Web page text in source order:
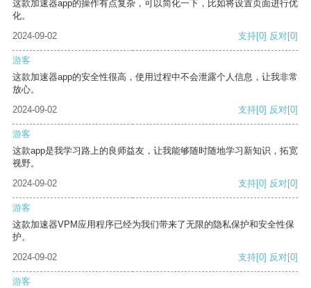
这款加速器app的操作有点复杂，可以简化一下，比如将设置页面进行优
化。
2024-09-02
支持[0] 反对[0]
游客
这款加速器app的安全性很高，使用过程中不会泄露个人信息，让我非常
放心。
2024-09-02
支持[0] 反对[0]
游客
这款app是我学习路上的良师益友，让我能够随时随地学习新知识，拓宽
视野。
2024-09-02
支持[0] 反对[0]
游客
这款加速器VPM应用程序已经为我们带来了无限的隐私保护和安全性保
护。
2024-09-02
支持[0] 反对[0]
游客